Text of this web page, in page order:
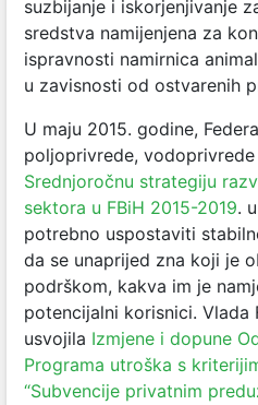
suzbijanje i iskorjenjivanje
sredstva namijenjena za
ispravnosti namirnica
u zavisnosti od ostvarenih
U maju 2015. godine,
poljoprivrede,
Srednjoročnu strategiju
sektora u FBiH 2015-2019.
potrebno uspostaviti
da se unaprijed zna koji je
podrškom, kakva im je
potencijalni korisnici. Vlada
usvojila Izmjene i dopune
Programa utroška s
“Subvencije privatnim